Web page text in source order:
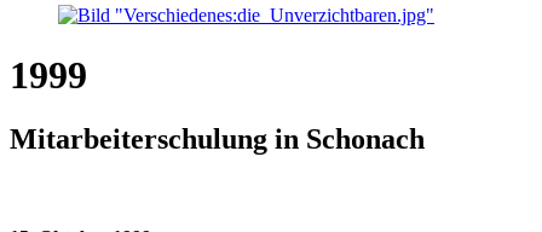
1999
Mitarbeiterschulung in Schonach